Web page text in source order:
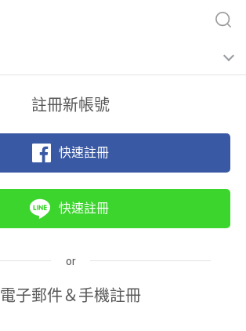
註冊新帳號
快速註冊
快速註冊
電子郵件＆手機註冊